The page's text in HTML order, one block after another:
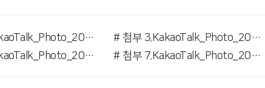
# 첨부 2.KakaoTalk_Photo_2026-03-21-17-13-48 002.jpeg # 첨부 3.KakaoTalk_Photo_2026-03-21-17-13-48 003.jpeg
# 첨부 6.KakaoTalk_Photo_2026-03-21-17-13-48 006.jpeg # 첨부 7.KakaoTalk_Photo_2026-03-21-17-13-48 007.jpeg